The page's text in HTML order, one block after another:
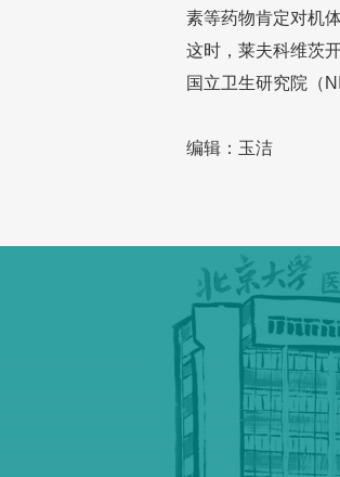
素等药物肯定对机
这时，莱夫科维茨
国立卫生研究院（
编辑：玉洁